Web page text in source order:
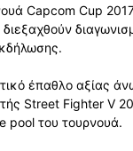
Capcom Cup
έπαθλο αξίας
Street Fighter V
pool του τουρνουά.